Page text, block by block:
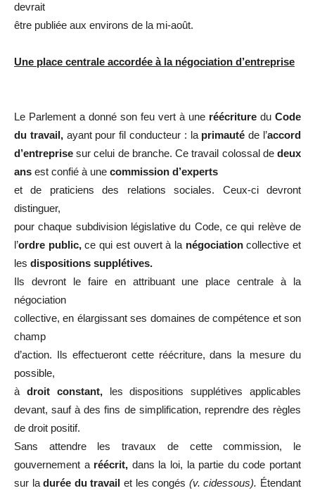
devrait
être publiée aux environs de la mi-août.
Une place centrale accordée à la négociation d’entreprise
Le Parlement a donné son feu vert à une réécriture du Code
du travail,ayant pour fil conducteur : la primauté de l’accord
d’entreprise sur celui de branche. Ce travail colossal de deux
ans est confié à une commission d’experts
et de praticiens des relations sociales. Ceux-ci devront
distinguer,
pour chaque subdivision législative du Code, ce qui relève de
l’ordre public,ce qui est ouvert à la négociationcollective et
les dispositions supplétives.
Ils devront le faire en attribuant une place centrale à la
négociation
collective, en élargissant ses domaines de compétence et son
champ
d’action. Ils effectueront cette réécriture, dans la mesure du
possible,
à droit constant,les dispositions supplétives applicables
devant, sauf à des fins de simplification, reprendre des règles
de droit positif.
Sans attendre les travaux de cette commission, le
gouvernement a réécrit, dans la loi, la partie du code portant
sur ladurée du travail et les congés (v. ci­dessous). Étendant